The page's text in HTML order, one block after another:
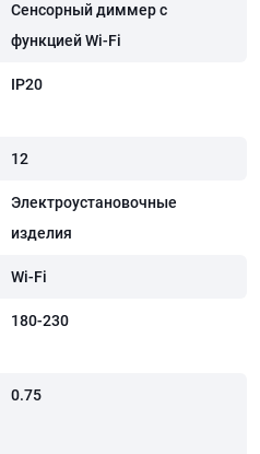
Сенсорный диммер с
функцией Wi-Fi
IP20
12
Электроустановочные
изделия
Wi-Fi
180-230
0.75